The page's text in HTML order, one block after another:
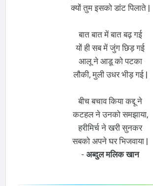
क्यों तुम इसको डांट पिलाते |
बात बात में बात बढ़ गई
यों ही सब में जुंग छिड़ गई
आलू ने आडू को पटका
लौकी, मुली उधर भीड़ गई |
बीच बचाव किया कद्दू ने
कटहल ने उनको समझाया,
हरीमिर्च ने खरी सुनकर
सबको अपने घर भिजवाया |
- अब्दुल मलिक खान